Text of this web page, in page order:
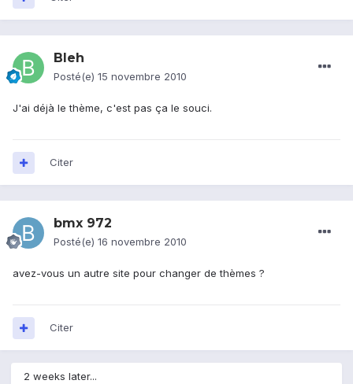
Bleh
Posté(e) 15 novembre 2010
J'ai déjà le thème, c'est pas ça le souci.
Citer
bmx 972
Posté(e) 16 novembre 2010
avez-vous un autre site pour changer de thèmes ?
Citer
2 weeks later...